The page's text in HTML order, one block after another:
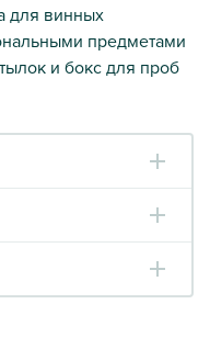
для винных
предметами
и бокс для проб